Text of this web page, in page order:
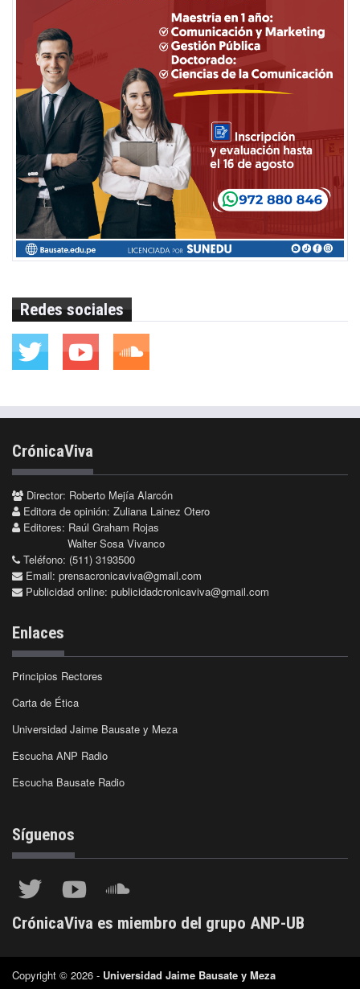
Redes sociales
CrónicaViva
Director: Roberto Mejía Alarcón
Editora de opinión: Zuliana Lainez Otero
Editores: Raúl Graham Rojas
Walter Sosa Vivanco
Teléfono: (511) 3193500
Email: prensacronicaviva@gmail.com
Publicidad online: publicidadcronicaviva@gmail.com
Enlaces
Principios Rectores
Carta de Ética
Universidad Jaime Bausate y Meza
Escucha ANP Radio
Escucha Bausate Radio
Síguenos
CrónicaViva es miembro del grupo ANP-UB
Copyright © 2026 - Universidad Jaime Bausate y Meza